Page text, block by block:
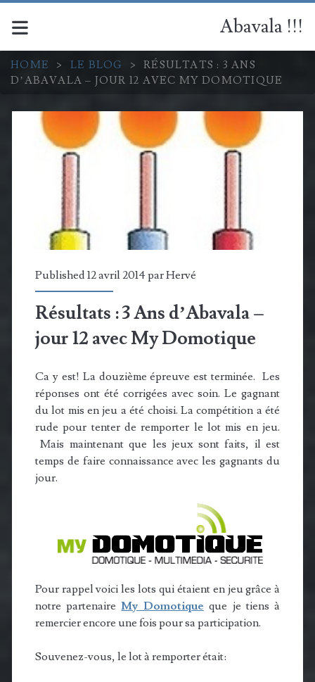
Abavala !!!
HOME > LE BLOG >
RÉSULTATS : 3 ANS
D’ABAVALA – JOUR 12 AVEC MY DOMOTIQUE
Published 12 avril 2014 parHervé
Résultats : 3 Ans d’Abavala –
jour 12 avec My Domotique
Ca y est! La douzième épreuve est terminée. Les
réponses ont été corrigées avec soin. Le gagnant
du lot mis en jeu a été choisi. La compétition a été
rude pour tenter de remporter le lot mis en jeu.
Mais maintenant que les jeux sont faits, il est
temps de faire connaissance avec les gagnants du
jour.
Pour rappel voici les lots qui étaient en jeu grâce à
notre partenaireMy Domotique que je tiens à
remercier encore une fois pour sa participation.
Souvenez-vous, le lot à remporter était: